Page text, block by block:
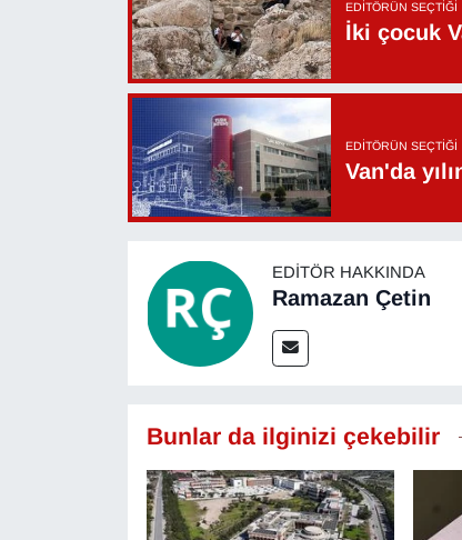
EDITÖRÜN SEÇTIĞI
İki çocuk
EDITÖRÜN SEÇTIĞI
Van'da
EDITÖR HAKKINDA
Ramazan Çetin
Bunlar da ilginizi çekebilir
VAN'DA SPOR